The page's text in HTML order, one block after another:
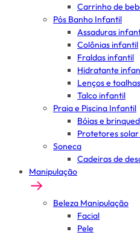
Carrinho de
Pós Banho Infantil
Assaduras
Colônias infantil
Fraldas infantil
Hidratante
Lenços e
Talco infantil
Praia e Piscina Infantil
Bóias e
Protetores
Soneca
Cadeiras de
Manipulação
Beleza Manipulação
Facial
Pele